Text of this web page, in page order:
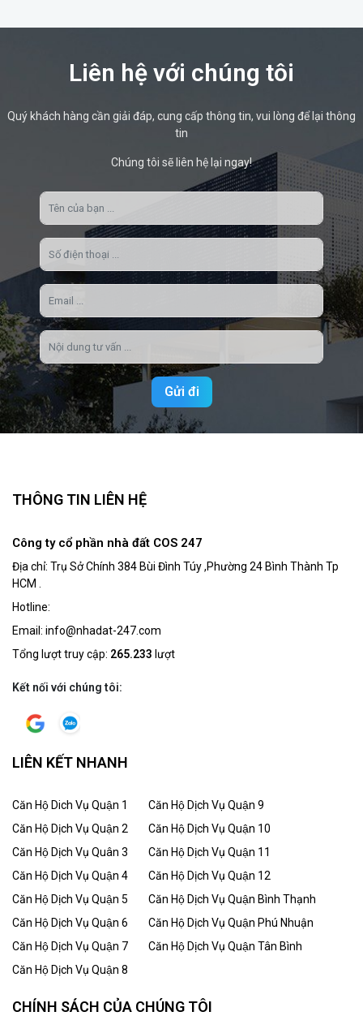
Liên hệ với chúng tôi
Quý khách hàng cần giải đáp, cung cấp thông tin, vui lòng để lại thông
tin
Chúng tôi sẽ liên hệ lại ngay!
Gửi đi
THÔNG TIN LIÊN HỆ
Công ty cổ phần nhà đất COS 247
Địa chỉ: Trụ Sở Chính 384 Bùi Đình Túy ,Phường 24 Bình Thành Tp
HCM .
Hotline:
Email: info@nhadat-247.com
Tổng lượt truy cập: 265.233 lượt
Kết nối với chúng tôi:
LIÊN KẾT NHANH
Căn Hộ Dich Vụ Quận 1
Căn Hộ Dịch Vụ Quận 2
Căn Hộ Dịch Vụ Quân 3
Căn Hộ Dịch Vụ Quận 4
Căn Hộ Dịch Vụ Quận 5
Căn Hộ Dịch Vụ Quận 6
Căn Hộ Dịch Vụ Quận 7
Căn Hộ Dịch Vụ Quận 8
Căn Hộ Dịch Vụ Quận 9
Căn Hộ Dịch Vụ Quận 10
Căn Hộ Dịch Vụ Quận 11
Căn Hộ Dịch Vụ Quận 12
Căn Hộ Dịch Vụ Quận Bình Thạnh
Căn Hộ Dịch Vụ Quận Phú Nhuận
Căn Hộ Dịch Vụ Quận Tân Bình
CHÍNH SÁCH CỦA CHÚNG TÔI